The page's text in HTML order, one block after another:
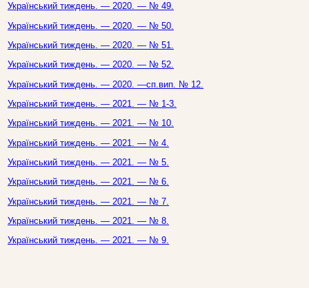
Український тиждень. — 2020. — № 49.
Український тиждень. — 2020. — № 50.
Український тиждень. — 2020. — № 51.
Український тиждень. — 2020. — № 52.
Український тиждень. — 2020. —сп.вип. № 12.
Український тиждень. — 2021. — № 1-3.
Український тиждень. — 2021. — № 10.
Український тиждень. — 2021. — № 4.
Український тиждень. — 2021. — № 5.
Український тиждень. — 2021. — № 6.
Український тиждень. — 2021. — № 7.
Український тиждень. — 2021. — № 8.
Український тиждень. — 2021. — № 9.